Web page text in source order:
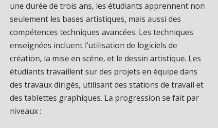
une durée de trois ans, les étudiants apprennent non
seulement les bases artistiques, mais aussi des
compétences techniques avancées. Les techniques
enseignées incluent l’utilisation de logiciels de
création, la mise en scène, et le dessin artistique. Les
étudiants travaillent sur des projets en équipe dans
des travaux dirigés, utilisant des stations de travail et
des tablettes graphiques. La progression se fait par
niveaux :